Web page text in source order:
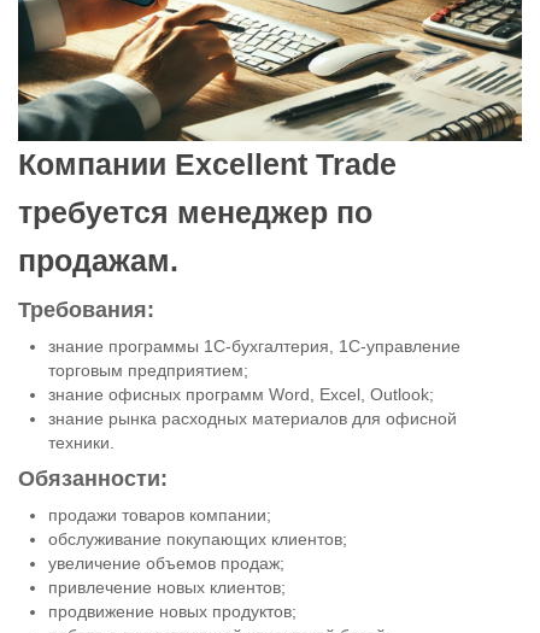
Компании Excellent Trade
требуется менеджер по
продажам.
Требования:
знание программы 1С-бухгалтерия, 1С-управление
торговым предприятием;
знание офисных программ Word, Excel, Outlook;
знание рынка расходных материалов для офисной
техники.
Обязанности:
продажи товаров компании;
обслуживание покупающих клиентов;
увеличение объемов продаж;
привлечение новых клиентов;
продвижение новых продуктов;